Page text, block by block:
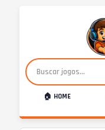
🏠 HOME